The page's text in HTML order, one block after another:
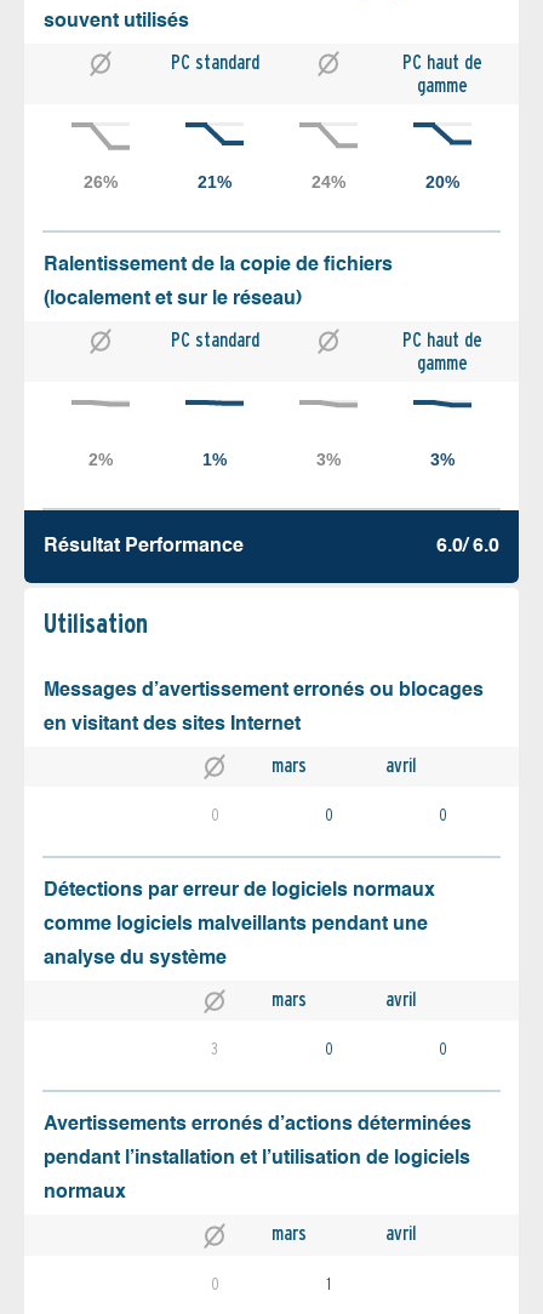
souvent utilisés
PC standard
PC haut de
gamme
Ralentissement de la copie de fichiers
(localement et sur le réseau)
PC standard
PC haut de
gamme
Résultat Performance 6.0/ 6.0
Utilisation
Messages d’avertissement erronés ou blocages
en visitant des sites Internet
mars avril
0 0 0
Détections par erreur de logiciels normaux
comme logiciels malveillants pendant une
analyse du système
mars avril
3 0 0
Avertissements erronés d’actions déterminées
pendant l’installation et l’utilisation de logiciels
normaux
mars avril
0 1